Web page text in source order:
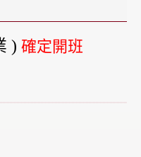
) 確定開班